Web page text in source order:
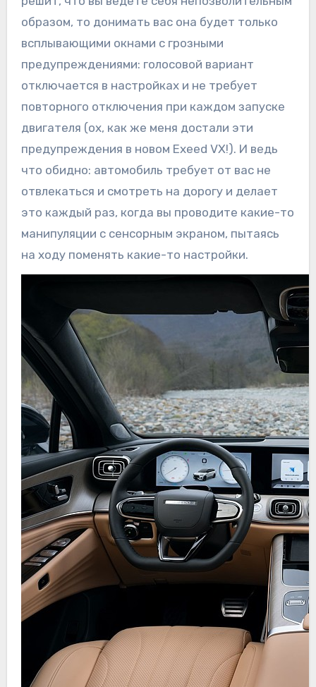
образом, то донимать вас она будет только
всплывающими окнами с грозными
предупреждениями: голосовой вариант
отключается в настройках и не требует
повторного отключения при каждом запуске
двигателя (ох, как же меня достали эти
предупреждения в новом Exeed VX!). И ведь
что обидно: автомобиль требует от вас не
отвлекаться и смотреть на дорогу и делает
это каждый раз, когда вы проводите какие-то
манипуляции с сенсорным экраном, пытаясь
на ходу поменять какие-то настройки.